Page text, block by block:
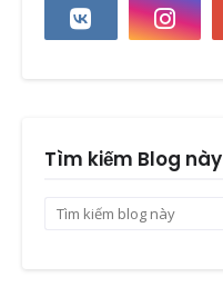
Tìm kiếm Blog này